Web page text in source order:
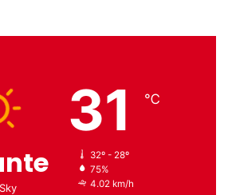
31 ℃
32º - 28º
75%
4.02 km/h